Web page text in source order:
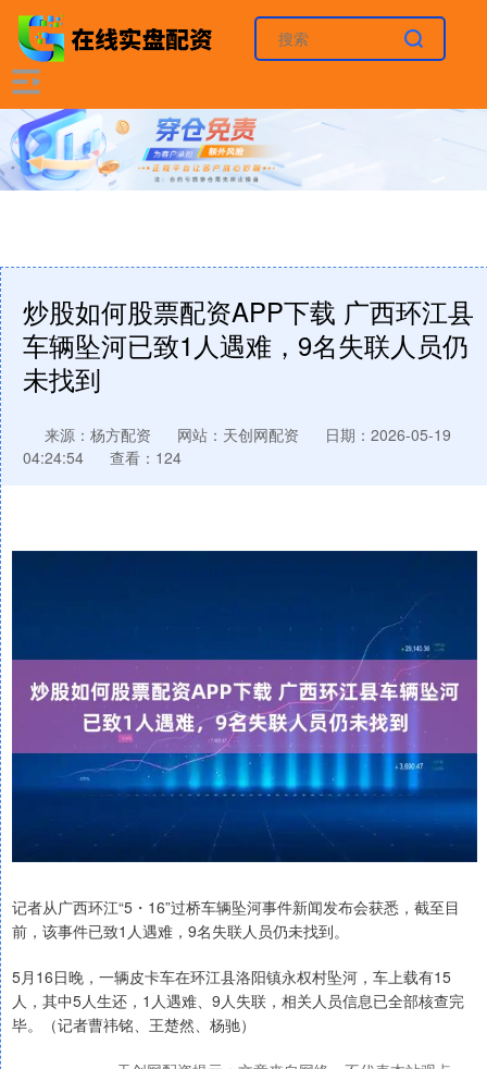
炒股如何股票配资APP下载 广西环江县
车辆坠河已致1人遇难，9名失联人员仍
未找到
来源：杨方配资 网站：天创网配资
日期：2026-05-19
04:24:54
查看：124
记者从广西环江“5・16”过桥车辆坠河事件新闻发布会获悉，截至目
前，该事件已致1人遇难，9名失联人员仍未找到。
5月16日晚，一辆皮卡车在环江县洛阳镇永权村坠河，车上载有15
人，其中5人生还，1人遇难、9人失联，相关人员信息已全部核查完
毕。（记者曹祎铭、王楚然、杨驰）